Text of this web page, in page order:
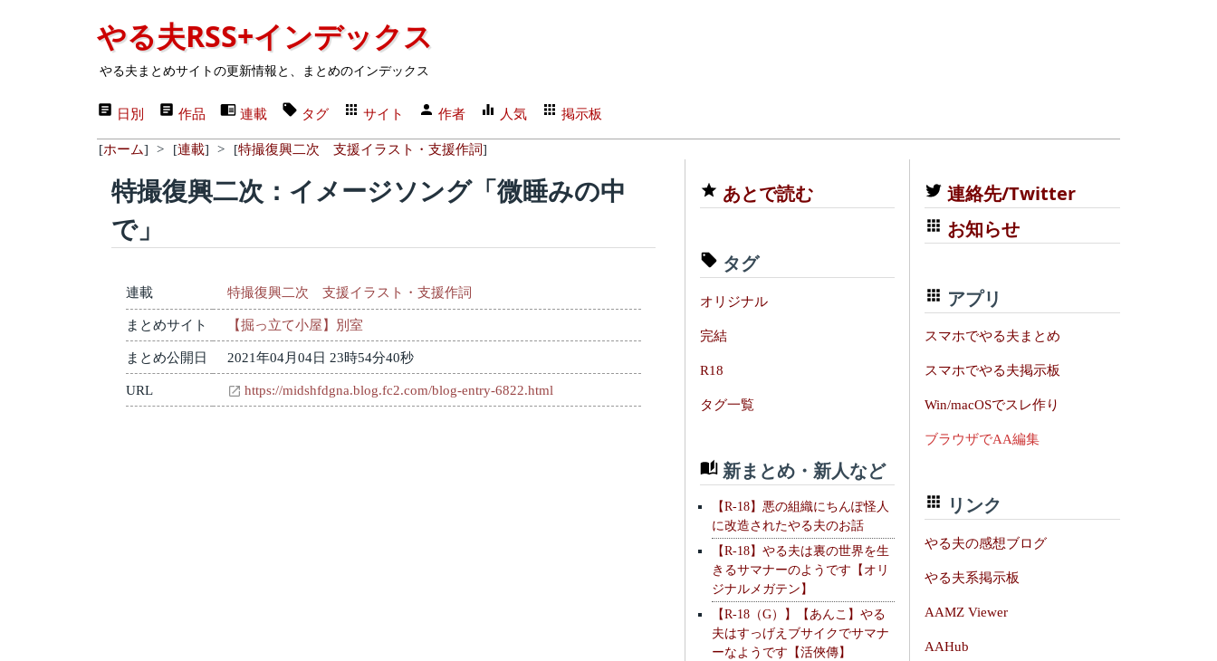
やる夫RSS+インデックス
やる夫まとめサイトの更新情報と、まとめのインデックス
日別 作品 連載 タグ サイト 作者 人気 掲示板
[ホーム] > [連載] > [特撮復興二次 支援イラスト・支援作詞]
特撮復興二次：イメージソング「微睡みの中
で」
連載 特撮復興二次 支援イラスト・支援作詞
まとめサイト 【掘っ立て小屋】別室
まとめ公開日 2021年04月04日 23時54分40秒
URL https://midshfdgna.blog.fc2.com/blog-entry-6822.html
あとで読む
タグ
オリジナル
完結
R18
タグ一覧
新まとめ・新人など
【R-18】悪の組織にちんぽ怪人
に改造されたやる夫のお話
【R-18】やる夫は裏の世界を生
きるサマナーのようです【オリ
ジナルメガテン】
【R-18（G）】【あんこ】やる
夫はすっげえブサイクでサマナ
ーなようです【活俠傳】
連絡先/Twitter
お知らせ
アプリ
スマホでやる夫まとめ
スマホでやる夫掲示板
Win/macOSでスレ作り
ブラウザでAA編集
リンク
やる夫の感想ブログ
やる夫系掲示板
AAMZ Viewer
AAHub